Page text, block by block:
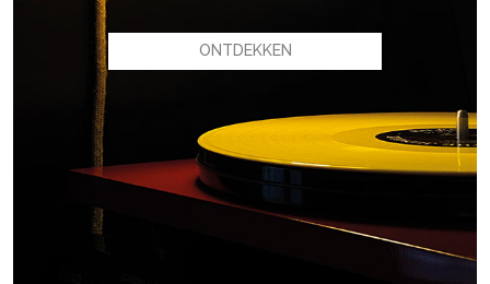
ONTDEKKEN